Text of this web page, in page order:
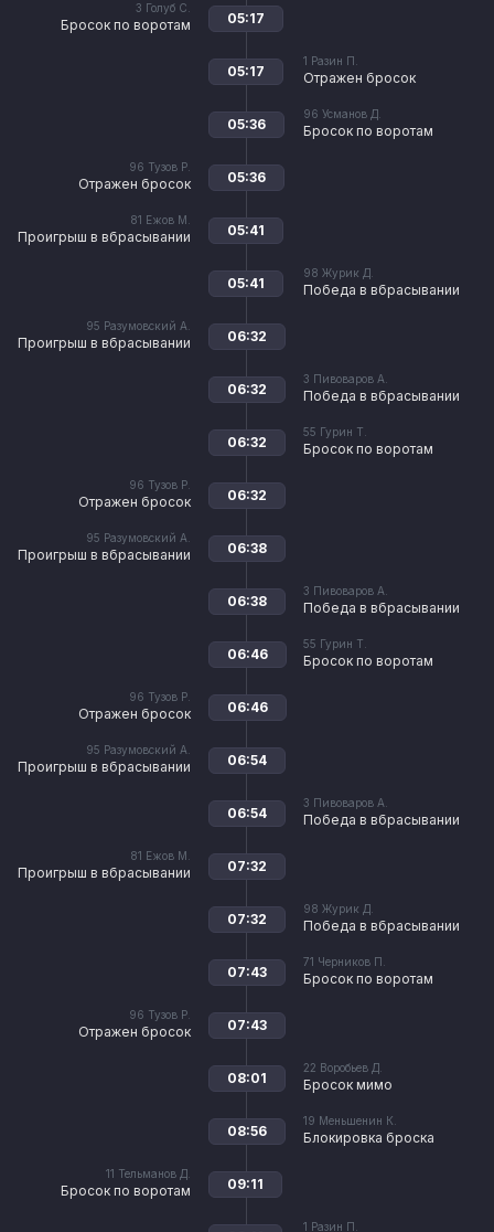
3 Голуб С.
Бросок по воротам 05:17
1 Разин П.
Отражен бросок
05:17
96 Усманов Д.
Бросок по воротам
05:36
96 Тузов Р.
Отражен бросок 05:36
81 Ежов М.
Проигрыш в вбрасывании 05:41
98 Журик Д.
Победа в вбрасывании
05:41
95 Разумовский А.
Проигрыш в вбрасывании 06:32
3 Пивоваров А.
Победа в вбрасывании
06:32
55 Гурин Т.
Бросок по воротам
06:32
96 Тузов Р.
Отражен бросок 06:32
95 Разумовский А.
Проигрыш в вбрасывании 06:38
3 Пивоваров А.
Победа в вбрасывании
06:38
55 Гурин Т.
Бросок по воротам
06:46
96 Тузов Р.
Отражен бросок 06:46
95 Разумовский А.
Проигрыш в вбрасывании 06:54
3 Пивоваров А.
Победа в вбрасывании
06:54
81 Ежов М.
Проигрыш в вбрасывании 07:32
98 Журик Д.
Победа в вбрасывании
07:32
71 Черников П.
Бросок по воротам
07:43
96 Тузов Р.
Отражен бросок 07:43
22 Воробьев Д.
Бросок мимо
08:01
19 Меньшенин К.
Блокировка броска
08:56
11 Тельманов Д.
Бросок по воротам 09:11
1 Разин П.